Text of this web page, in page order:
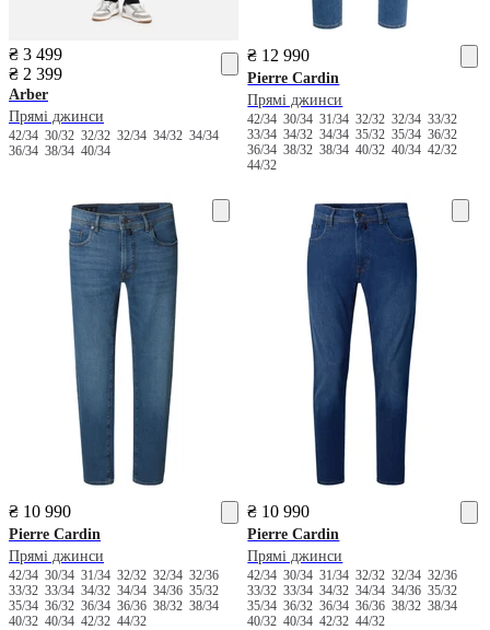
₴ 3 499
₴ 2 399
Arber
Прямі джинси
42/34 30/32 32/32 32/34 34/32 34/34
36/34 38/34 40/34
₴ 12 990
Pierre Cardin
Прямі джинси
42/3430/3431/3432/3232/3433/32
33/3434/3234/3435/3235/3436/32
36/3438/3238/3440/3240/3442/32
44/32
₴ 10 990
Pierre Cardin
Прямі джинси
42/34 30/34 31/34 32/32 32/34 32/36
33/32 33/34 34/32 34/34 34/36 35/32
35/34 36/32 36/34 36/36 38/32 38/34
40/32 40/34 42/32 44/32
₴ 10 990
Pierre Cardin
Прямі джинси
42/3430/3431/3432/3232/3432/36
33/3233/3434/3234/3434/3635/32
35/3436/3236/3436/3638/3238/34
40/3240/3442/3244/32